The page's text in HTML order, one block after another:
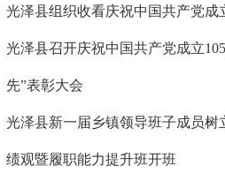
光泽县组织收看庆祝中国共产党成
光泽县召开庆祝中国共产党成立
先”表彰大会
光泽县新一届乡镇领导班子成员树
绩观暨履职能力提升班开班